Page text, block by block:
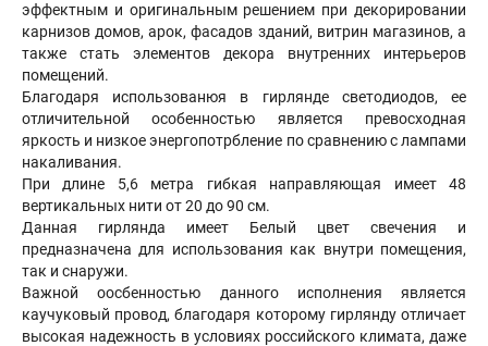
эффектным и оригинальным решением при декорировании
карнизов домов, арок, фасадов зданий, витрин магазинов, а
также стать элементов декора внутренних интерьеров
помещений.
Благодаря использованюя в гирлянде светодиодов, ее
отличительной особенностью является превосходная
яркость и низкое энергопотрбление по сравнению с лампами
накаливания.
При длине 5,6 метра гибкая направляющая имеет 48
вертикальных нити от 20 до 90 см.
Данная гирлянда имеет Белый цвет свечения и
предназначена для использования как внутри помещения,
так и снаружи.
Важной оосбенностью данного исполнения является
каучуковый провод, благодаря которому гирлянду отличает
высокая надежность в условиях российского климата, даже